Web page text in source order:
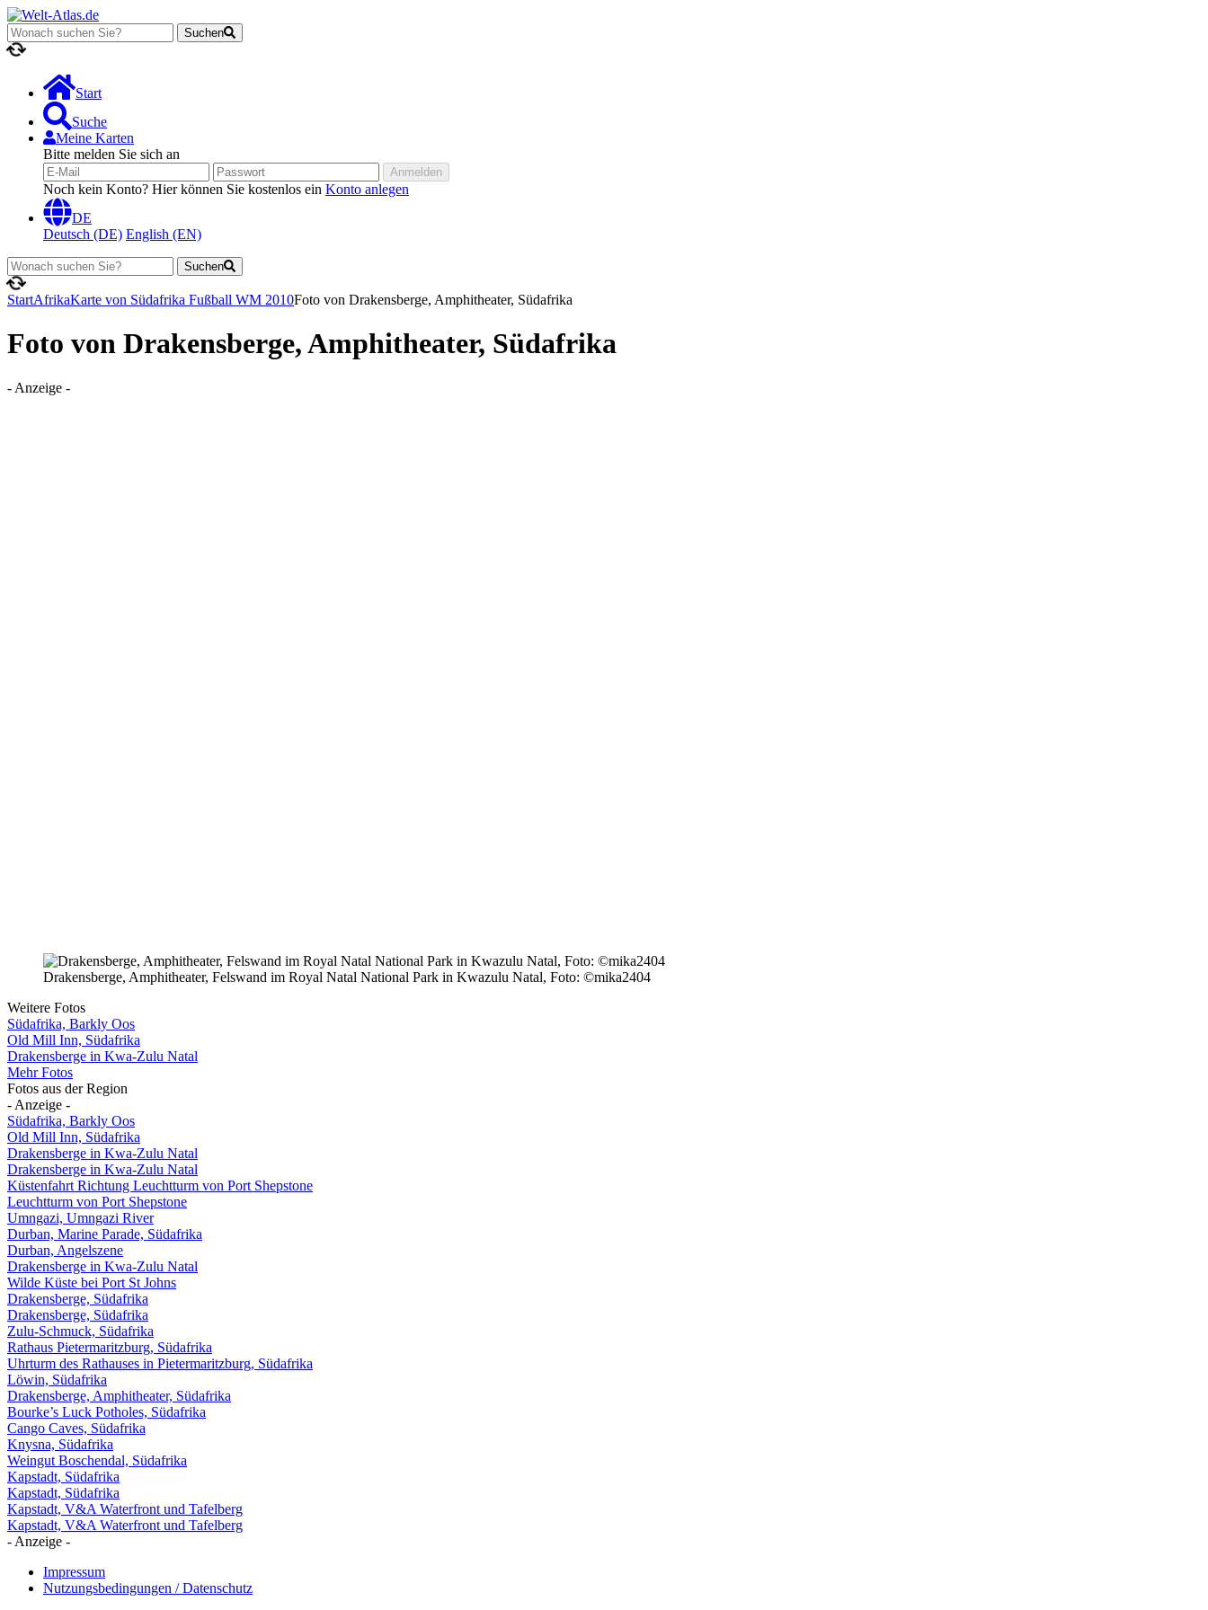
Suchen
Lädt...
Start
Suche
Meine Karten
Bitte melden Sie sich an
Anmelden
Noch kein Konto? Hier können Sie kostenlos ein Konto anlegen
DE
Deutsch (DE) English (EN)
Suchen
Lädt...
StartAfrikaKarte von Südafrika Fußball WM 2010Foto von Drakensberge, Amphitheater, Südafrika
Foto von Drakensberge, Amphitheater, Südafrika
- Anzeige -
Drakensberge, Amphitheater, Felswand im Royal Natal National Park in Kwazulu Natal, Foto: ©mika2404
Weitere Fotos
Südafrika, Barkly Oos
Old Mill Inn, Südafrika
Drakensberge in Kwa-Zulu Natal
Mehr Fotos
Fotos aus der Region
- Anzeige -
Südafrika, Barkly Oos
Old Mill Inn, Südafrika
Drakensberge in Kwa-Zulu Natal
Drakensberge in Kwa-Zulu Natal
Küstenfahrt Richtung Leuchtturm von Port Shepstone
Leuchtturm von Port Shepstone
Umngazi, Umngazi River
Durban, Marine Parade, Südafrika
Durban, Angelszene
Drakensberge in Kwa-Zulu Natal
Wilde Küste bei Port St Johns
Drakensberge, Südafrika
Drakensberge, Südafrika
Zulu-Schmuck, Südafrika
Rathaus Pietermaritzburg, Südafrika
Uhrturm des Rathauses in Pietermaritzburg, Südafrika
Löwin, Südafrika
Drakensberge, Amphitheater, Südafrika
Bourke’s Luck Potholes, Südafrika
Cango Caves, Südafrika
Knysna, Südafrika
Weingut Boschendal, Südafrika
Kapstadt, Südafrika
Kapstadt, Südafrika
Kapstadt, V&A Waterfront und Tafelberg
Kapstadt, V&A Waterfront und Tafelberg
- Anzeige -
Impressum
Nutzungsbedingungen / Datenschutz